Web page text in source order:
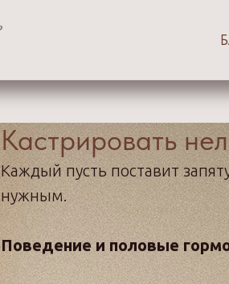
Кастрировать
Каждый пусть поставит
нужным.
Поведение и половые